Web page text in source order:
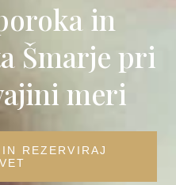
in
Šmarje pri
meri
REZERVIRAJ